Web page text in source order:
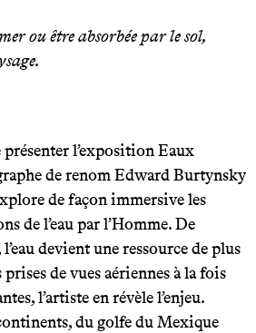
ou être absorbée par le sol,
l’exposition Eaux
de renom Edward Burtynsky
de façon immersive les
de l’eau par l’Homme. De
devient une ressource de plus
prises de vues aériennes à la fois
l’artiste en révèle l’enjeu.
du golfe du Mexique